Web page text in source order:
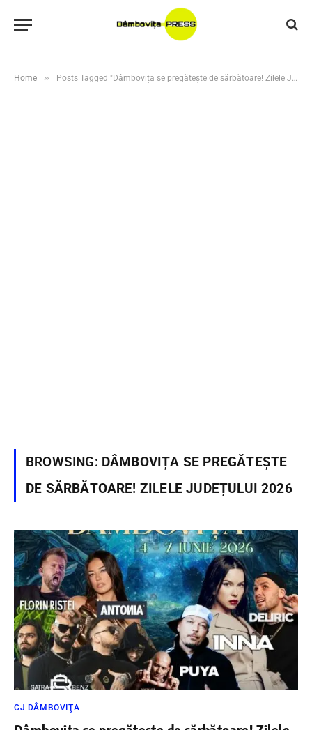
Home » Posts Tagged "Dâmbovița se pregătește de sărbătoare! Zilele Județului 2026"
BROWSING: DÂMBOVIȚA SE PREGĂTEȘTE
DE SĂRBĂTOARE! ZILELE JUDEȚULUI 2026
CJ DÂMBOVIŢA